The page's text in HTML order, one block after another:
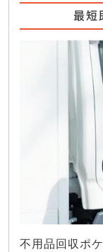
最短
不用品回収ポ